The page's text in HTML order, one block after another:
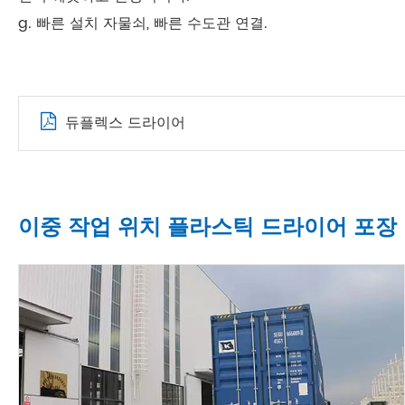
g. 빠른 설치 자물쇠, 빠른 수도관 연결.
듀플렉스 드라이어
이중 작업 위치 플라스틱 드라이어 포